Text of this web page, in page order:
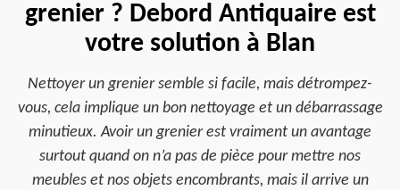
grenier ? Debord Antiquaire est
votre solution à Blan
Nettoyer un grenier semble si facile, mais détrompez-
vous, cela implique un bon nettoyage et un débarrassage
minutieux. Avoir un grenier est vraiment un avantage
surtout quand on n’a pas de pièce pour mettre nos
meubles et nos objets encombrants, mais il arrive un